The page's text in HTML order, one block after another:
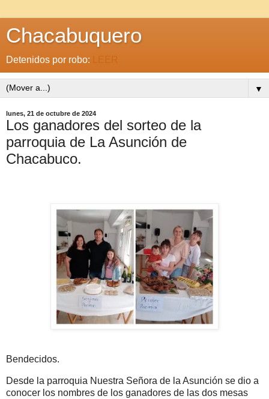
Chacabuquero
Detenidos por robo: LEER
▼
lunes, 21 de octubre de 2024
Los ganadores del sorteo de la
parroquia de La Asunción de
Chacabuco.
Bendecidos.
Desde la parroquia Nuestra Señora de la Asunción se dio a
conocer los nombres de los ganadores de las dos mesas